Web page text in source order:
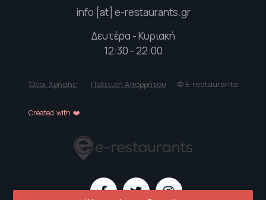
info [at] e-restaurants.gr
Δευτέρα - Κυριακή
12:30 - 22:00
Όροι Χρήσης Πολιτική Απορρήτου © E-restaurants
Created with ❤️